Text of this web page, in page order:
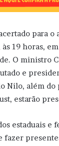
para
19 horas,
O ministro
e
Nilo, além do
estarão
estaduais e
fazer